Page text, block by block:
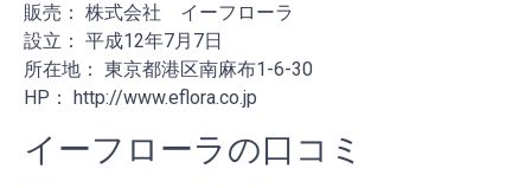
販売： 株式会社 イーフローラ
設立： 平成12年7月7日
所在地： 東京都港区南麻布1-6-30
HP： http://www.eflora.co.jp
イーフローラの口コミ